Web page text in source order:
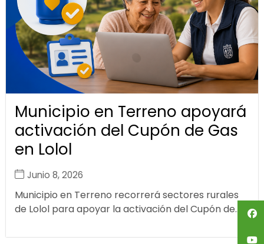
Municipio en Terreno apoyará
activación del Cupón de Gas
en Lolol
Junio 8, 2026
Municipio en Terreno recorrerá sectores rurales
de Lolol para apoyar la activación del Cupón de...